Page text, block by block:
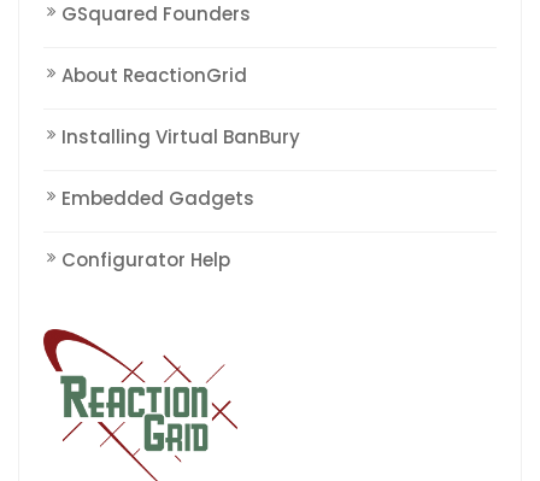
GSquared Founders
About ReactionGrid
Installing Virtual BanBury
Embedded Gadgets
Configurator Help